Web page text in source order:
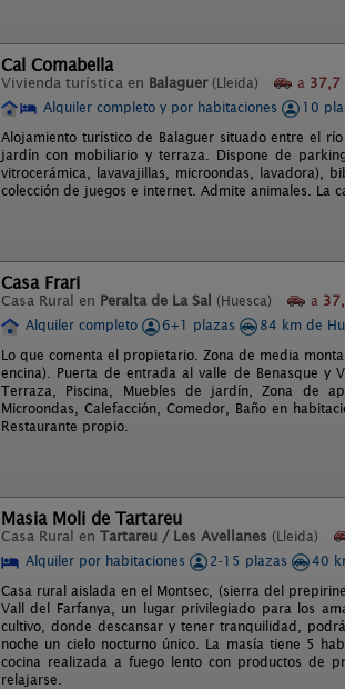
Cal Comabella
Vivienda turística en Balaguer (Lleida) a 37,7
Alquiler completo y por habitaciones
10
Alojamiento turístico de Balaguer situado entre el
jardín con mobiliario y terraza. Dispone de
vitrocerámica, lavavajillas, microondas, lavadora),
colección de juegos e internet. Admite animales. La
Casa Frari
Casa Rural en Peralta de La Sal (Huesca) a
Alquiler completo
6+1 plazas
84 km de
Lo que comenta el propietario. Zona de media
encina). Puerta de entrada al valle de Benasque y
Terraza, Piscina, Muebles de jardín, Zona de
Microondas, Calefacción, Comedor, Baño en
Restaurante propio.
Masia Moli de Tartareu
Casa Rural en Tartareu / Les Avellanes (Lleida)
Alquiler por habitaciones
2-15 plazas
40
Casa rural aislada en el Montsec, (sierra del
Vall del Farfanya, un lugar privilegiado para los
cultivo, donde descansar y tener tranquilidad,
noche un cielo nocturno único. La masía tiene 5
cocina realizada a fuego lento con productos de
relajarse.